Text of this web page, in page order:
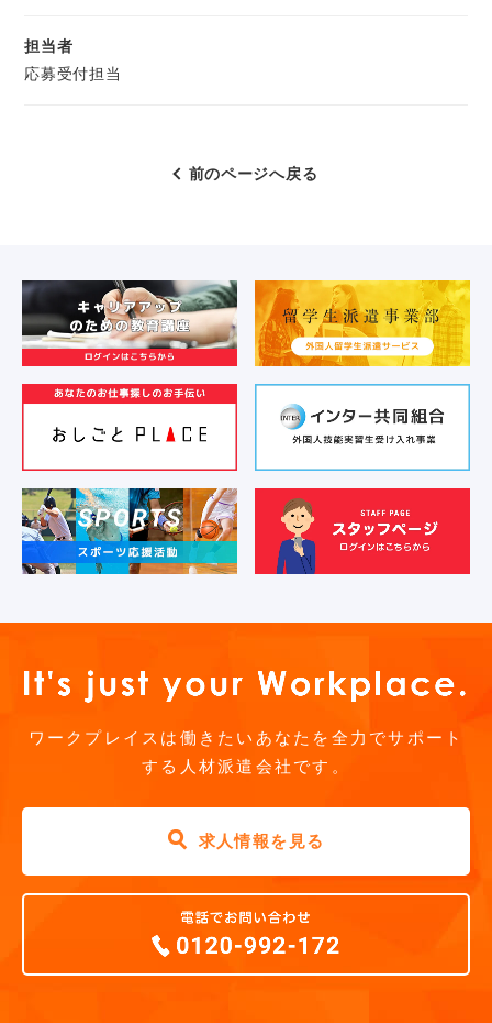
担当者
応募受付担当
前のページへ戻る
ワークプレイスは働きたいあなたを全力でサポート
する人材派遣会社です。
求人情報を見る